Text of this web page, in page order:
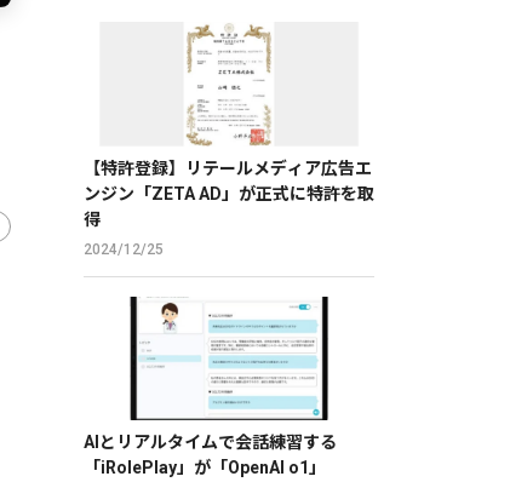
【特許登録】リテールメディア広告エ
ンジン「ZETA AD」が正式に特許を取
得
2024/12/25
AIとリアルタイムで会話練習する
「iRolePlay」が「OpenAI o1」